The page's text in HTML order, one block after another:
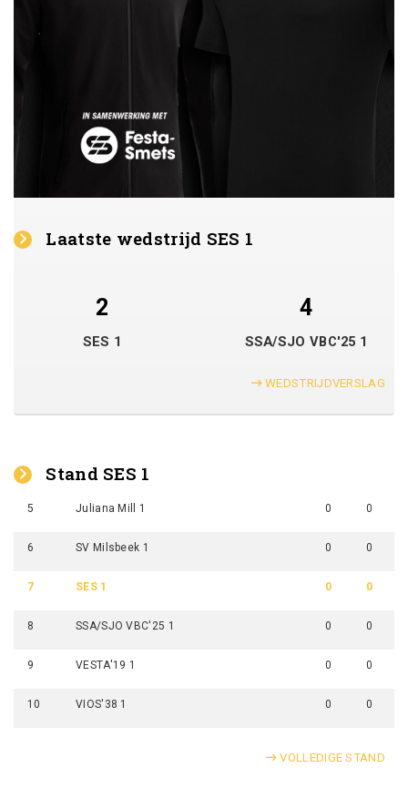
Laatste wedstrijd SES 1
2 4
SES 1 SSA/SJO VBC'25 1
WEDSTRIJDVERSLAG
Stand SES 1
5 Juliana Mill 1 0 0
6 SV Milsbeek 1 0 0
7 SES 1 0 0
8 SSA/SJO VBC'25 1 0 0
9 VESTA'19 1 0 0
10 VIOS'38 1 0 0
VOLLEDIGE STAND